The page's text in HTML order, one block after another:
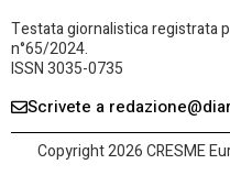
Testata giornalistica registrata
n°65/2024.
ISSN 3035-0735
Scrivete a
Copyright 2026 CRESME